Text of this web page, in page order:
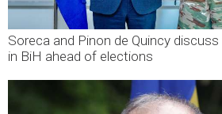
Soreca and Pinon de Quincy
in BiH ahead of elections